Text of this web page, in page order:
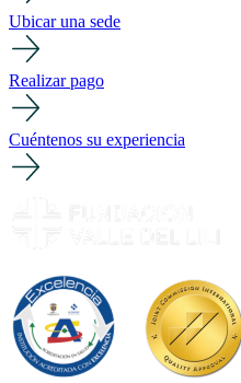
Ubicar una sede
Realizar pago
Cuéntenos su experiencia